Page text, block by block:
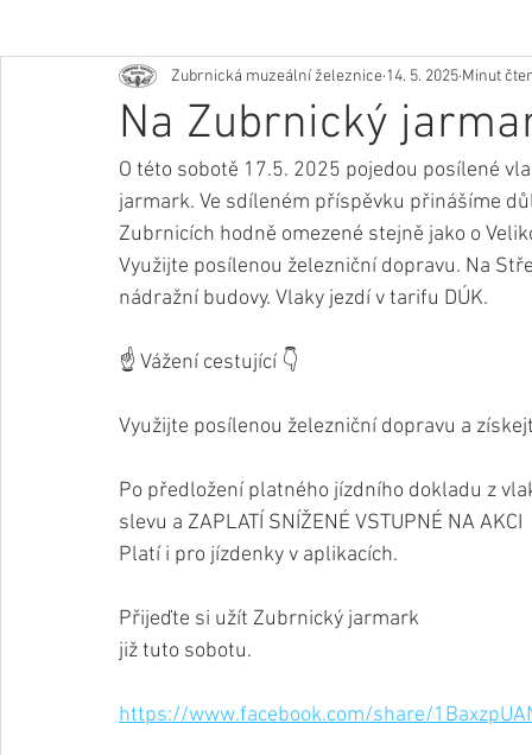
Na Zubrnický
Zubrnická muzeální železnice 14. 5. 2025 Minut
O této sobotě 17.5. 2025 pojedou posílené
jarmark. Ve sdíleném příspěvku přinášíme
Zubrnicích hodně omezené stejně jako o
Využijte posílenou železniční dopravu. Na
nádražní budovy. Vlaky jezdí v tarifu DÚK.
☝ Vážení cestující 👇
Využijte posílenou železniční dopravu a
Po předložení platného jízdního dokladu z
slevu a ZAPLATÍ SNÍŽENÉ VSTUPNÉ NA
Platí i pro jízdenky v aplikacích.
Přijeďte si užít Zubrnický jarmark
již tuto sobotu.
https://www.facebook.com/share/